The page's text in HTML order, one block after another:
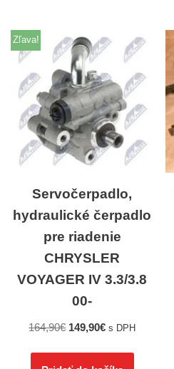
Zľava!
Servočerpadlo,
hydraulické čerpadlo
pre riadenie
CHRYSLER
VOYAGER IV 3.3/3.8
00-
164,90€ 149,90€ s DPH